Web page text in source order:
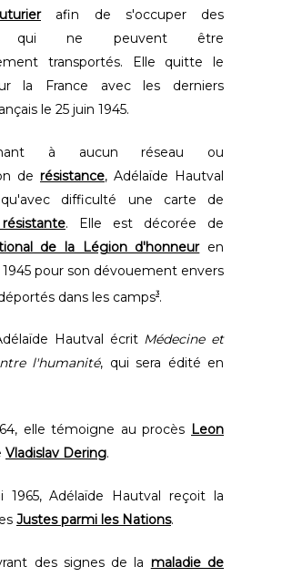
afin de s'occuper des
qui ne peuvent être
transportés. Elle quitte le
la France avec les derniers
le 25 juin 1945.
à aucun réseau ou
de résistance, Adélaïde Hautval
difficulté une carte de
. Elle est décorée de
de la Légion d'honneuren
pour son dévouement envers
dans les camps3.
Hautval écrit Médecine et
l'humanité, qui sera édité en
elle témoigne au procès Leon
Vladislav Dering.
1965, Adélaïde Hautval reçoit la
Justes parmi les Nations.
des signes de la maladie de